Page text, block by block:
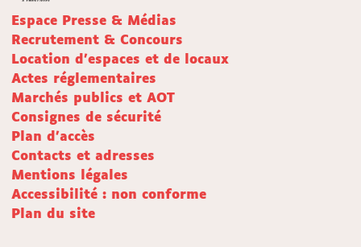
Espace Presse & Médias
Recrutement & Concours
Location d'espaces et de locaux
Actes réglementaires
Marchés publics et AOT
Consignes de sécurité
Plan d'accès
Contacts et adresses
Mentions légales
Accessibilité : non conforme
Plan du site